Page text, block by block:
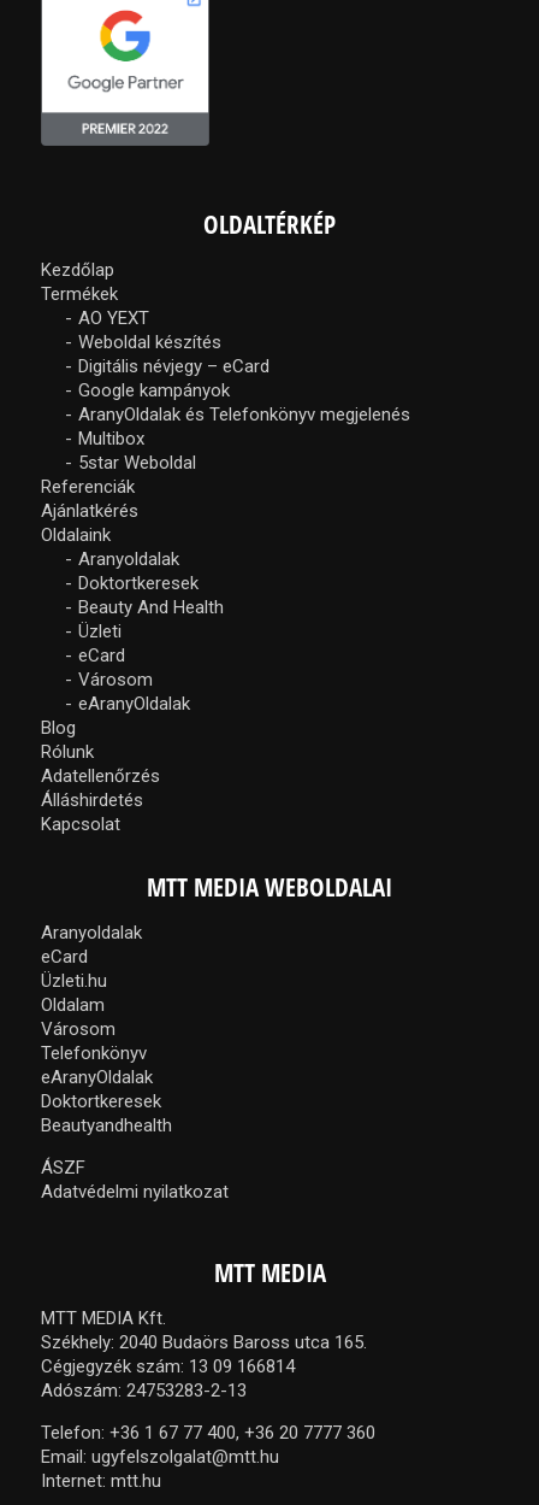
OLDALTÉRKÉP
Kezdőlap
Termékek
AO YEXT
Weboldal készítés
Digitális névjegy – eCard
Google kampányok
AranyOldalak és Telefonkönyv megjelenés
Multibox
5star Weboldal
Referenciák
Ajánlatkérés
Oldalaink
Aranyoldalak
Doktortkeresek
Beauty And Health
Üzleti
eCard
Városom
eAranyOldalak
Blog
Rólunk
Adatellenőrzés
Álláshirdetés
Kapcsolat
MTT MEDIA WEBOLDALAI
Aranyoldalak
eCard
Üzleti.hu
Oldalam
Városom
Telefonkönyv
eAranyOldalak
Doktortkeresek
Beautyandhealth
ÁSZF
Adatvédelmi nyilatkozat
MTT MEDIA
MTT MEDIA Kft.
Székhely: 2040 Budaörs Baross utca 165.
Cégjegyzék szám: 13 09 166814
Adószám: 24753283-2-13
Telefon: +36 1 67 77 400, +36 20 7777 360
Email: ugyfelszolgalat@mtt.hu
Internet: mtt.hu